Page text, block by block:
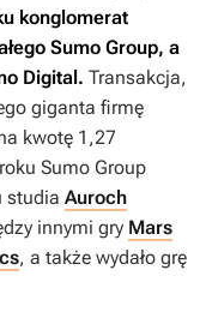
konglomerat
Sumo Group, a
Digital. Transakcja,
giganta firmę
kwotę 1,27
Sumo Group
studia Auroch
innymi gry Mars
, a także wydało grę